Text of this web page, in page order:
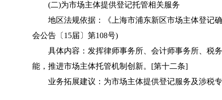
(二)为市场主体提供登记托管相关服务
地区法规依据：《上海市浦东新区市场主体登记确
会公告〔15届〕第108号)
具体内容：发挥律师事务所、会计师事务所、税
能，推进市场主体托管机制创新。[第十二条]
业务拓展建议：为市场主体提供登记服务及涉税